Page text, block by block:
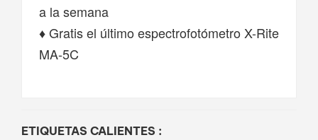
a la semana
♦ Gratis el último espectrofotómetro X-Rite
MA-5C
ETIQUETAS CALIENTES :